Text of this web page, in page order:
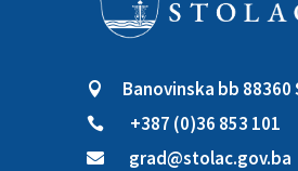
 Banovinska bb 88360
 +387 (0)36 853 101
 grad@stolac.gov.ba